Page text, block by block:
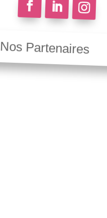
Nos Partenaires